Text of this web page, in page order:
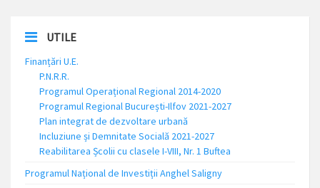
UTILE
Finanțări U.E.
P.N.R.R.
Programul Operațional Regional 2014-2020
Programul Regional București-Ilfov 2021-2027
Plan integrat de dezvoltare urbană
Incluziune și Demnitate Socială 2021-2027
Reabilitarea Școlii cu clasele I-VIII, Nr. 1 Buftea
Programul Național de Investiții Anghel Saligny